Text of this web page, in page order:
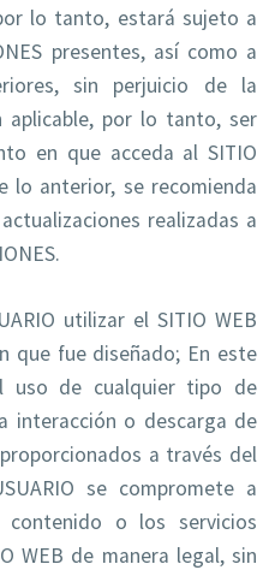
lo tanto, estará sujeto a
presentes, así como a
sin perjuicio de la
aplicable, por lo tanto, ser
en que acceda al SITIO
lo anterior, se recomienda
realizadas a
utilizar el SITIO WEB
que fue diseñado; En este
uso de cualquier tipo de
interacción o descarga de
a través del
se compromete a
o los servicios
WEB de manera legal, sin